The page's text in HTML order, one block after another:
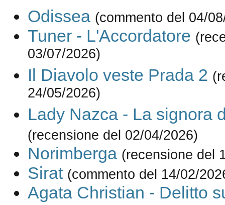
Odissea (commento del 04/
Tuner - L'Accordatore
03/07/2026)
Il Diavolo veste Prada 2
24/05/2026)
Lady Nazca - La signora
(recensione del 02/04/2026)
Norimberga (recensione del
Sirat (commento del 14/02/
Agata Christian - Delitto